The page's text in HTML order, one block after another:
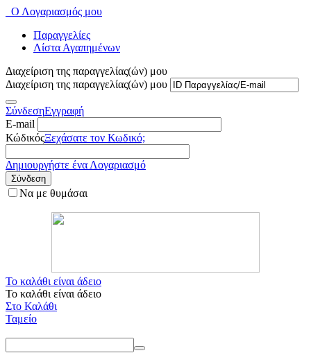
Ο Λογαριασμός μου
Παραγγελίες
Λίστα Αγαπημένων
Διαχείριση της παραγγελίας(ών) μου
Διαχείριση της παραγγελίας(ών) μου
ΣύνδεσηΕγγραφή
E-mail
ΚώδικόςΞεχάσατε τον Κωδικό;
Δημιουργήστε ένα Λογαριασμό
Σύνδεση
Να με θυμάσαι
Το καλάθι είναι άδειο
Το καλάθι είναι άδειο
Στο Καλάθι
Ταμείο